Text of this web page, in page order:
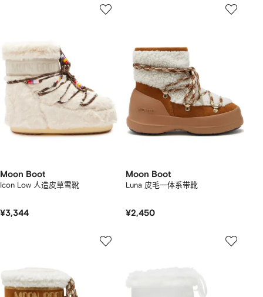
Moon Boot
Icon Low 人造皮草雪靴
¥3,344
Moon Boot
Luna 皮毛一体系带靴
¥2,450